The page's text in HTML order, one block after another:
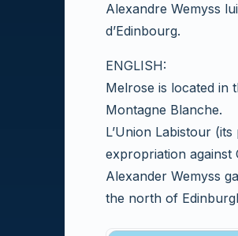
Alexandre Wemyss
d’Edinbourg.
ENGLISH:
Melrose is located in
Montagne Blanche.
L’Union Labistour
expropriation against
Alexander Wemyss
the north of